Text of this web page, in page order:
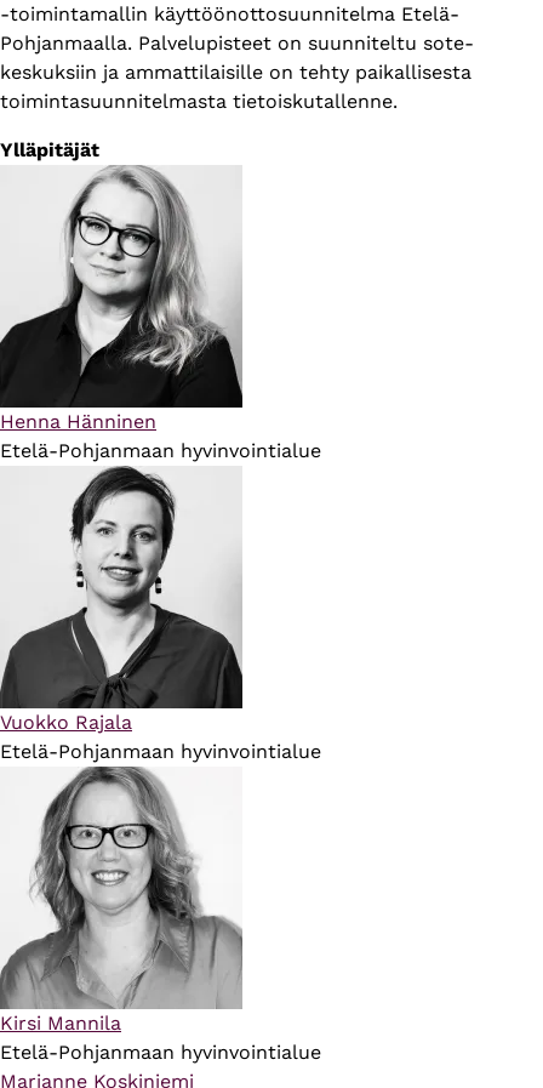
-toimintamallin käyttöönottosuunnitelma Etelä-
Pohjanmaalla. Palvelupisteet on suunniteltu sote-
keskuksiin ja ammattilaisille on tehty paikallisesta
toimintasuunnitelmasta tietoiskutallenne.
Ylläpitäjät
Henna Hänninen
Etelä-Pohjanmaan hyvinvointialue
Vuokko Rajala
Etelä-Pohjanmaan hyvinvointialue
Kirsi Mannila
Etelä-Pohjanmaan hyvinvointialue
Marianne Koskiniemi